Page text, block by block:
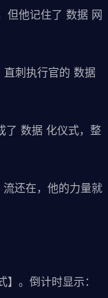
但他记住了 数据 网
刺执行官的 数据
了 数据 化仪式，整
还在，他的力量就
。倒计时显示：